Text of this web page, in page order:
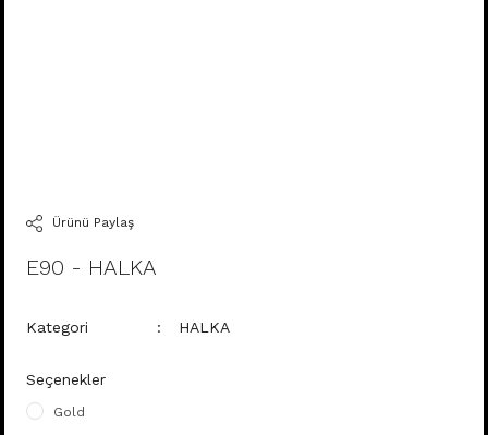
Ürünü Paylaş
E90 - HALKA
Kategori HALKA
Seçenekler
Gold